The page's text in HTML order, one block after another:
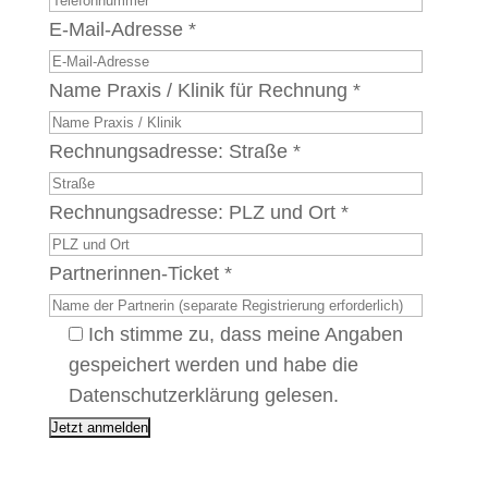
E-Mail-Adresse *
Name Praxis / Klinik für Rechnung *
Rechnungsadresse: Straße *
Rechnungsadresse: PLZ und Ort *
Partnerinnen-Ticket *
Ich stimme zu, dass meine Angaben
gespeichert werden und habe die
Datenschutzerklärung gelesen.